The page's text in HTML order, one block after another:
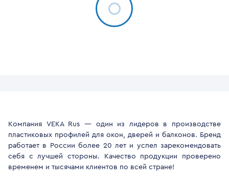
Компания VEKA Rus — один из лидеров в производстве
пластиковых профилей для окон, дверей и балконов. Бренд
работает в России более 20 лет и успел зарекомендовать
себя с лучшей стороны. Качество продукции проверено
временем и тысячами клиентов по всей стране!